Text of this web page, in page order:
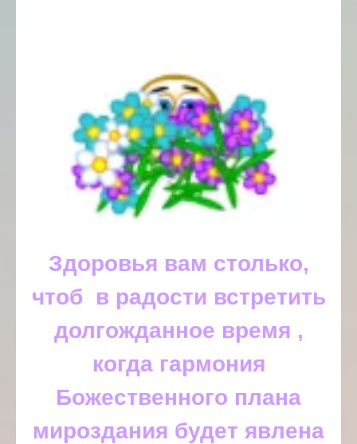
Здоровья вам столько,
чтоб в радости встретить
долгожданное время ,
когда гармония
Божественного плана
мироздания будет явлена